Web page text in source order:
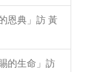
恩典」訪 黃
的生命」訪